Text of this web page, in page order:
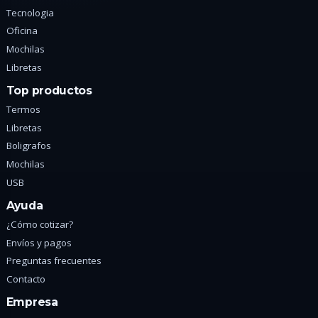
Tecnologia
Oficina
Mochilas
Libretas
Top productos
Termos
Libretas
Boligrafos
Mochilas
USB
Ayuda
¿Cómo cotizar?
Envíos y pagos
Preguntas frecuentes
Contacto
Empresa